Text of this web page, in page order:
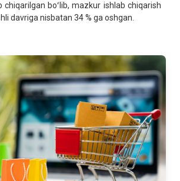
chiqarilgan boʻlib, mazkur ishlab chiqarish
davriga nisbatan 34 % ga oshgan.